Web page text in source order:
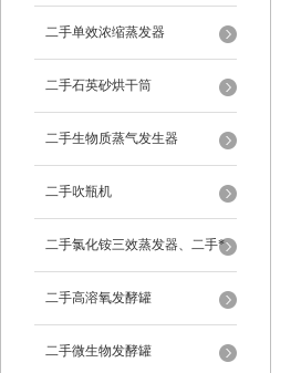
二手单效浓缩蒸发器
二手石英砂烘干筒
二手生物质蒸气发生器
二手吹瓶机
二手氯化铵三效蒸发器、二手*
蒸发器
二手高溶氧发酵罐
二手微生物发酵罐